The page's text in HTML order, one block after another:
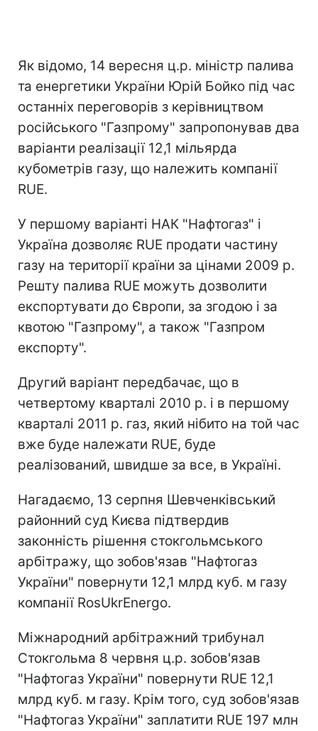
Як відомо, 14 вересня ц.р. міністр палива
та енергетики України Юрій Бойко під час
останніх переговорів з керівництвом
російського "Газпрому" запропонував два
варіанти реалізації 12,1 мільярда
кубометрів газу, що належить компанії
RUE.
У першому варіанті НАК "Нафтогаз" і
Україна дозволяє RUE продати частину
газу на території країни за цінами 2009 р.
Решту палива RUE можуть дозволити
експортувати до Європи, за згодою і за
квотою "Газпрому", а також "Газпром
експорту".
Другий варіант передбачає, що в
четвертому кварталі 2010 р. і в першому
кварталі 2011 р. газ, який нібито на той час
вже буде належати RUE, буде
реалізований, швидше за все, в Україні.
Нагадаємо, 13 серпня Шевченківський
районний суд Києва підтвердив
законність рішення стокгольмського
арбітражу, що зобов'язав "Нафтогаз
України" повернути 12,1 млрд куб. м газу
компанії RosUkrEnergo.
Міжнародний арбітражний трибунал
Стокгольма 8 червня ц.р. зобов'язав
"Нафтогаз України" повернути RUE 12,1
млрд куб. м газу. Крім того, суд зобов'язав
"Нафтогаз України" заплатити RUE 197 млн